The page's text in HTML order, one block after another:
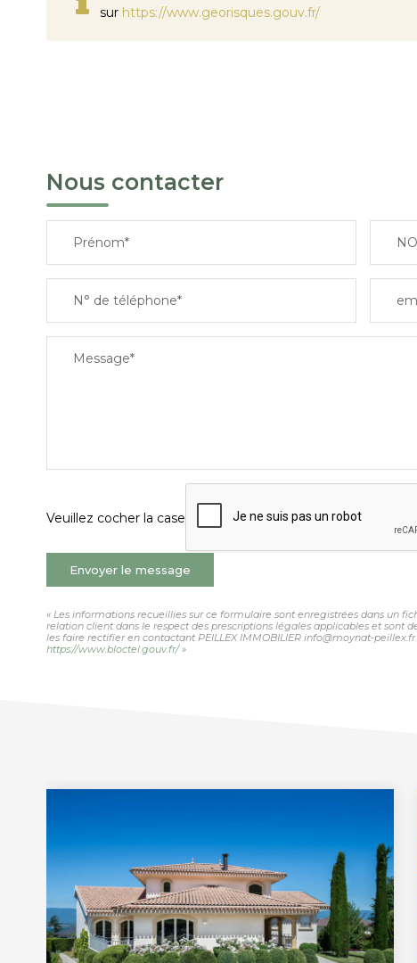
sur https://www.georisques.gouv.fr/
Nous contacter
Prénom*
N° de téléphone*
Message*
Veuillez cocher la case
Envoyer le message
« Les informations recueillies sur ce formulaire sont enregistrées dans un
relation client dans le respect des prescriptions légales applicables et sont
les faire rectifier en contactant PEILLEX IMMOBILIER info@moynat-
https://www.bloctel.gouv.fr/»